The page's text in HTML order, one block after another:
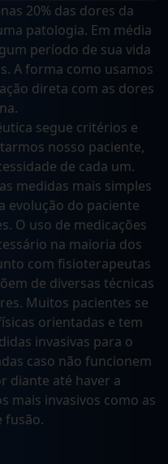
20% das dores da
patologia. Em média
período de sua vida
A forma como usamos
direta com as dores
segue critérios e
nosso paciente,
de cada um.
medidas mais simples
evolução do paciente
O uso de medicações
na maioria dos
com fisioterapeutas
de diversas técnicas
Muitos pacientes se
orientadas e tem
invasivas para o
caso não funcionem
diante até haver a
mais invasivos como as
fusão.